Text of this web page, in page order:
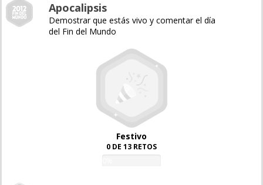
Apocalipsis
Demostrar que estás vivo y comentar el día
del Fin del Mundo
Festivo
0 DE 13 RETOS